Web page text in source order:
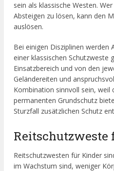
sein als klassische Westen.
Absteigen zu lösen, kann den
auslösen.
Bei einigen Disziplinen werden
einer klassischen Schutzweste
Einsatzbereich und von den
Geländereiten und
Kombination sinnvoll sein, weil
permanenten Grundschutz
Sturzfall zusätzlichen Schutz
Reitschutzweste
Reitschutzwesten für Kinder
im Wachstum sind, weniger